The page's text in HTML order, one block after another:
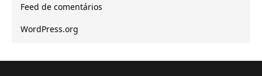
Feed de comentários
WordPress.org